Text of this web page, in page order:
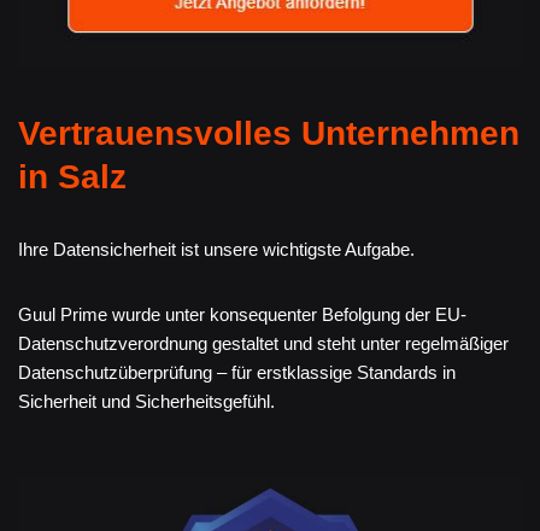
Vertrauensvolles Unternehmen
in Salz
Ihre Datensicherheit ist unsere wichtigste Aufgabe.
Guul Prime wurde unter konsequenter Befolgung der EU-
Datenschutzverordnung gestaltet und steht unter regelmäßiger
Datenschutzüberprüfung – für erstklassige Standards in
Sicherheit und Sicherheitsgefühl.